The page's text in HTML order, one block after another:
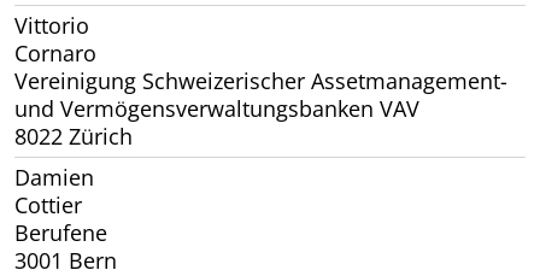
Vittorio
Cornaro
Vereinigung Schweizerischer Assetmanagement-
und Vermögensverwaltungsbanken VAV
8022 Zürich
Damien
Cottier
Berufene
3001 Bern